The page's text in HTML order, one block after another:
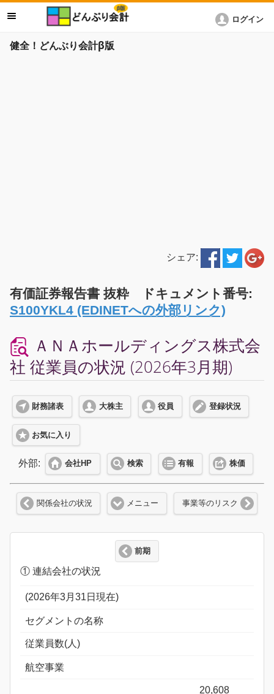
健全！どんぶり会計β版
ログイン
シェア:
有価証券報告書 抜粋 ドキュメント番号:
S100YKL4 (EDINETへの外部リンク)
ＡＮＡホールディングス株式会
社 従業員の状況 (2026年3月期)
財務諸表 大株主 役員 登録状況
お気に入り
外部: 会社HP 検索 有報 株価
関係会社の状況 メニュー 事業等のリスク
前期
① 連結会社の状況
(2026年3月31日現在)
セグメントの名称
従業員数(人)
航空事業
20,608